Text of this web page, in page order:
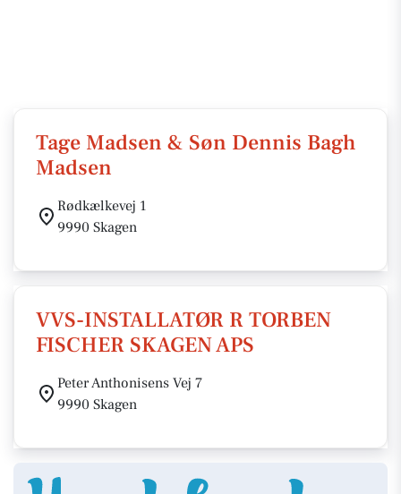
Tage Madsen & Søn Dennis Bagh
Madsen
Rødkælkevej 1
9990 Skagen
VVS-INSTALLATØR R TORBEN
FISCHER SKAGEN APS
Peter Anthonisens Vej 7
9990 Skagen